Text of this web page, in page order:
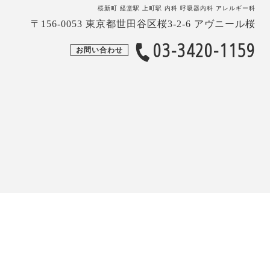
桜新町 経堂駅 上町駅 内科 呼吸器内科 アレルギー科
〒156-0053 東京都世田谷区桜3-2-6 アヴニール桜
お問い合わせ 03-3420-1159